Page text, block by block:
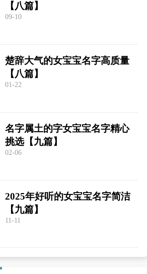
【八篇】
09-10
楚辞大气的女宝宝名字高质量
【八篇】
01-22
名字属土的字女宝宝名字精心
挑选【九篇】
02-06
2025年好听的女宝宝名字简洁
【九篇】
11-11